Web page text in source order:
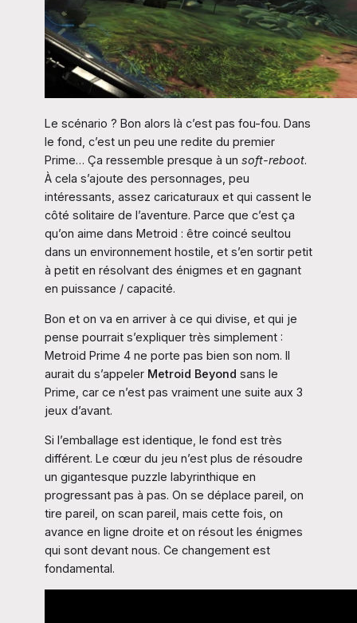
Le scénario ? Bon alors là c’est pas fou-fou. Dans
le fond, c’est un peu une redite du premier
Prime… Ça ressemble presque à un soft-reboot.
À cela s’ajoute des personnages, peu
intéressants, assez caricaturaux et qui cassent le
côté solitaire de l’aventure. Parce que c’est ça
qu’on aime dans Metroid : être coincé seultou
dans un environnement hostile, et s’en sortir petit
à petit en résolvant des énigmes et en gagnant
en puissance / capacité.
Bon et on va en arriver à ce qui divise, et qui je
pense pourrait s’expliquer très simplement :
Metroid Prime 4 ne porte pas bien son nom. Il
aurait du s’appeler Metroid Beyond sans le
Prime, car ce n’est pas vraiment une suite aux 3
jeux d’avant.
Si l’emballage est identique, le fond est très
différent. Le cœur du jeu n’est plus de résoudre
un gigantesque puzzle labyrinthique en
progressant pas à pas. On se déplace pareil, on
tire pareil, on scan pareil, mais cette fois, on
avance en ligne droite et on résout les énigmes
qui sont devant nous. Ce changement est
fondamental.